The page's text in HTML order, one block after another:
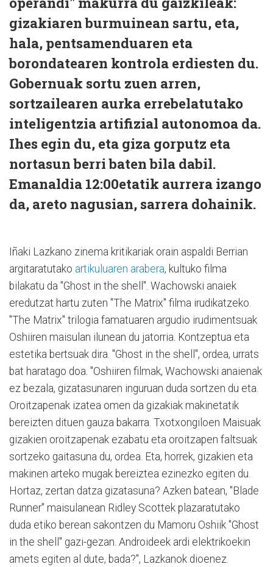
gizakiaren burmuinean sartu, eta,
hala, pentsamenduaren eta
borondatearen kontrola erdiesten du.
Gobernuak sortu zuen arren,
sortzailearen aurka errebelatutako
inteligentzia artifizial autonomoa da.
Ihes egin du, eta giza gorputz eta
nortasun berri baten bila dabil.
Emanaldia 12:00etatik aurrera izango
da, areto nagusian, sarrera dohainik.
Iñaki Lazkano zinema kritikariak orain aspaldi Berrian
argitaratutako artikuluaren arabera, kultuko filma
bilakatu da "Ghost in the shell". Wachowski anaiek
eredutzat hartu zuten "The Matrix" filma irudikatzeko.
"The Matrix" trilogia famatuaren argudio irudimentsuak
Oshiiren maisulan ilunean du jatorria. Kontzeptua eta
estetika bertsuak dira. "Ghost in the shell", ordea, urrats
bat haratago doa. "Oshiiren filmak, Wachowski anaienak
ez bezala, gizatasunaren inguruan duda sortzen du eta.
Oroitzapenak izatea omen da gizakiak makinetatik
bereizten dituen gauza bakarra. Txotxongiloen Maisuak
gizakien oroitzapenak ezabatu eta oroitzapen faltsuak
sortzeko gaitasuna du, ordea. Eta, horrek, gizakien eta
makinen arteko mugak bereiztea ezinezko egiten du.
Hortaz, zertan datza gizatasuna? Azken batean, "Blade
Runner" maisulanean Ridley Scottek plazaratutako
duda etiko berean sakontzen du Mamoru Oshiik "Ghost
in the shell" gazi-gezan. Androideek ardi elektrikoekin
amets egiten al dute, bada?", Lazkanok dioenez.